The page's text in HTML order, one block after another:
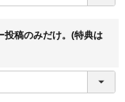
稿のみだけ。(特典は